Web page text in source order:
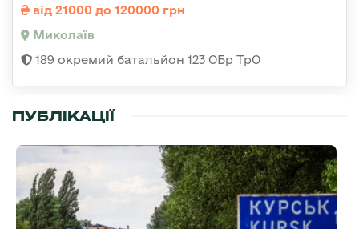
від 21000 до 120000 грн
Миколаїв
189 окремий батальйон 123 ОБр ТрО
ПУБЛІКАЦІЇ